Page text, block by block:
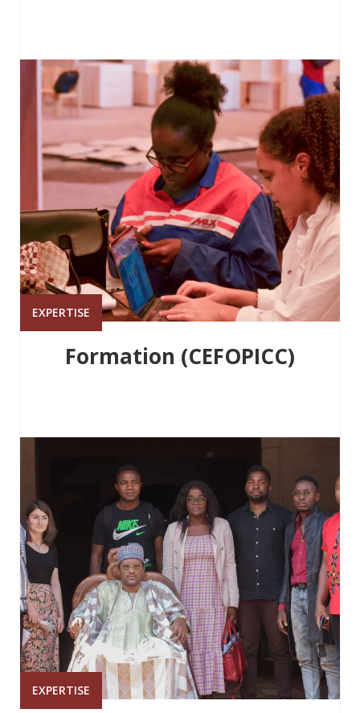
EXPERTISE
Formation (CEFOPICC)
EXPERTISE